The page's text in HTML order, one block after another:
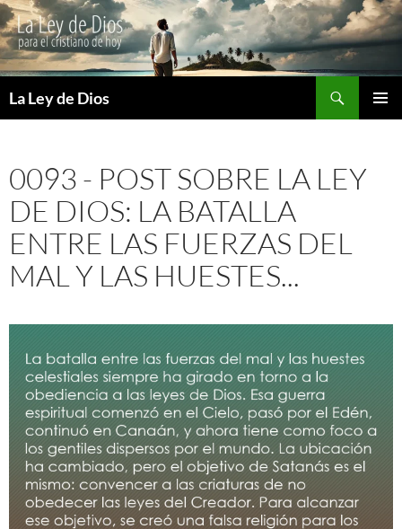
La Ley de Dios
0093 - POST SOBRE LA LEY
DE DIOS: LA BATALLA
ENTRE LAS FUERZAS DEL
MAL Y LAS HUESTES...